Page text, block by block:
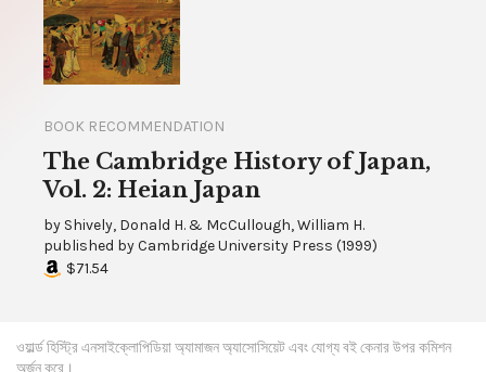
BOOK RECOMMENDATION
The Cambridge History of Japan,
Vol. 2: Heian Japan
by Shively, Donald H. & McCullough, William H.
published byCambridge University Press (1999)
$71.54
ওয়ার্ল্ড হিস্ট্রি এনসাইক্লোপিডিয়া অ্যামাজন অ্যাসোসিয়েট এবং যোগ্য বই কেনার উপর কমিশন